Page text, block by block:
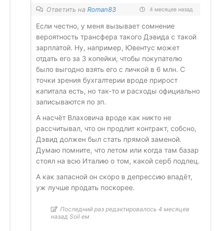
Ответить на Roman83 4 месяцев назад
Если честно, у меня вызывает сомнение
вероятность трансфера такого Дэвида с такой
зарплатой. Ну, например, Ювентус может
отдать его за 3 копейки, чтобы покупателю
было выгодно взять его с личкой в 6 млн. С
точки зрения бухгалтерии вроде прирост
капитала есть, но так-то и расходы официально
записываются по зп.
А насчёт Влаховича вроде как никто не
рассчитывал, что он продлит контракт, собсно,
Дэвид должен был стать прямой заменой.
Думаю помните, что летом или когда там базар
стоял на всю Италию о том, какой серб подлец.
А как запасной он скоро в депрессию впадёт,
уж лучше продать поскорее.
Последний раз редактировалось 4 месяцев
назад Soil ем